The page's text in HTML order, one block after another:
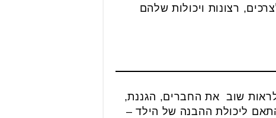
רצונות ויכולות שלהם
שוב את החברים, הגננת,
ליכולת ההבנה של הילד –